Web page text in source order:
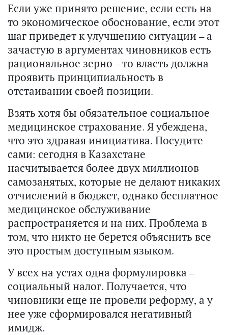
Если уже принято решение, если есть на
то экономическое обоснование, если этот
шаг приведет к улучшению ситуации – а
зачастую в аргументах чиновников есть
рациональное зерно – то власть должна
проявить принципиальность в
отстаивании своей позиции.
Взять хотя бы обязательное социальное
медицинское страхование. Я убеждена,
что это здравая инициатива. Посудите
сами: сегодня в Казахстане
насчитывается более двух миллионов
самозанятых, которые не делают никаких
отчислений в бюджет, однако бесплатное
медицинское обслуживание
распространяется и на них. Проблема в
том, что никто не берется объяснить все
это простым доступным языком.
У всех на устах одна формулировка –
социальный налог. Получается, что
чиновники еще не провели реформу, а у
нее уже сформировался негативный
имидж.